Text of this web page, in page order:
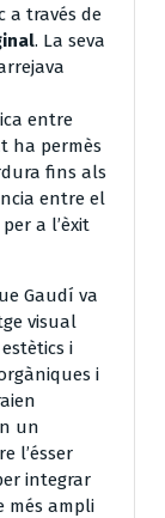
a través de
. La seva
entre
ha permès
fins als
entre el
a l’èxit
Gaudí va
visual
i
i
un
l’ésser
integrar
més ampli